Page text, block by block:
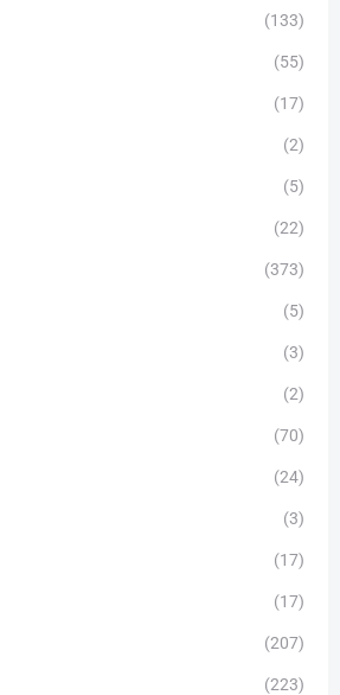
(133)
(55)
(17)
(2)
(5)
(22)
(373)
(5)
(3)
(2)
(70)
(24)
(3)
(17)
(17)
(207)
(223)